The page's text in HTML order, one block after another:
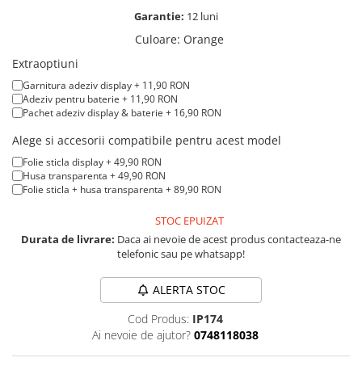
A1465 (11” 2012-2015)
A1466 (13” 2012-2017)
A1932 (13” 2018-2019)
A2179 (13” 2020)
A2337 (M1 13” 2020)
A2681 (M2 13” 2022)
A2941 (M2 15” 2023)
A3240 (M4 13” 2025)
A1278 (Unibody 13” 2009-2012)
A1286 (Unibody 15” 2008-2012)
A1297 (Unibody 17” 2009-2011)
Garantie: 12 luni
Culoare: Orange
Extraoptiuni
Garnitura adeziv display + 11,90 RON
Adeziv pentru baterie + 11,90 RON
Pachet adeziv display & baterie + 16,90 RON
Alege si accesorii compatibile pentru acest model
Folie sticla display + 49,90 RON
Husa transparenta + 49,90 RON
Folie sticla + husa transparenta + 89,90 RON
STOC EPUIZAT
Durata de livrare: Daca ai nevoie de acest produs contacteaza-ne
telefonic sau pe whatsapp!
ALERTA STOC
Cod Produs: IP174
Ai nevoie de ajutor? 0748118038